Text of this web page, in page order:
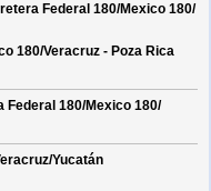
Federal 180/Mexico 180/
180/Veracruz - Poza Rica
Federal 180/Mexico 180/
Yucatán